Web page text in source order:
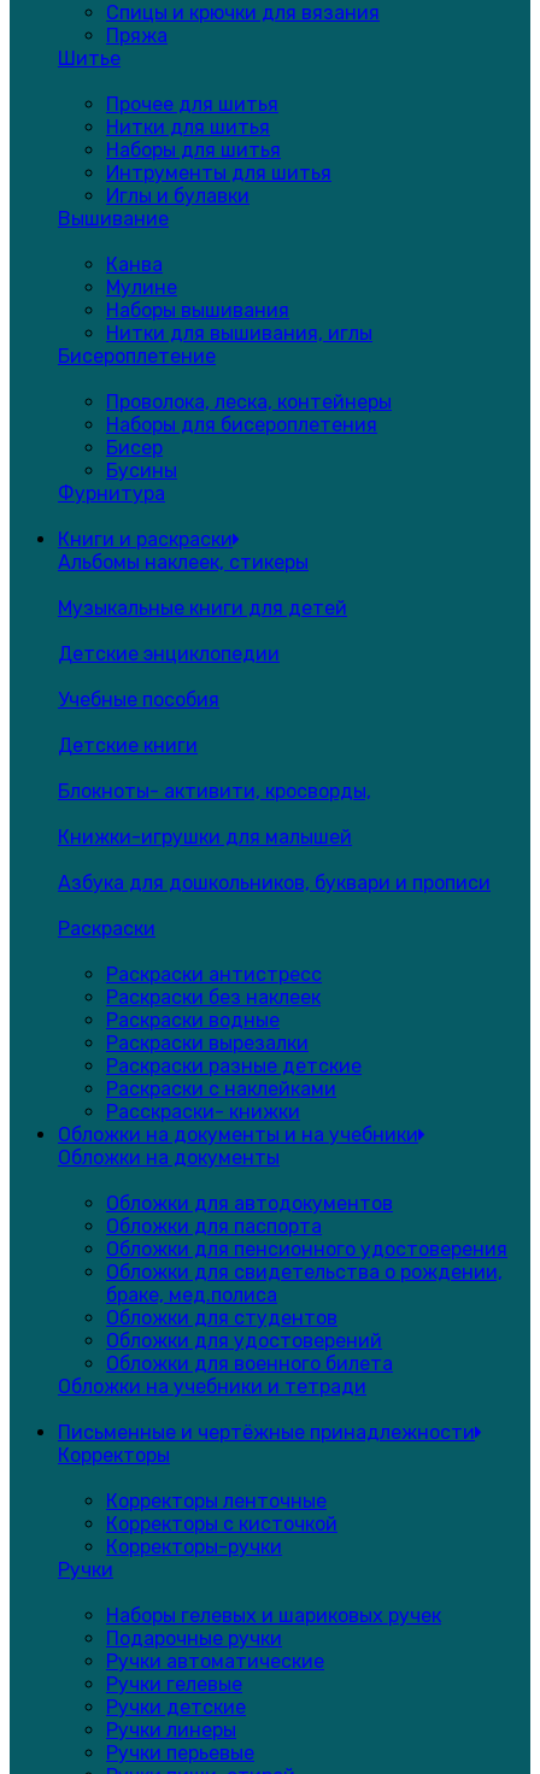
Спицы и крючки для вязания
Пряжа
Шитье
Прочее для шитья
Нитки для шитья
Наборы для шитья
Интрументы для шитья
Иглы и булавки
Вышивание
Канва
Мулине
Наборы вышивания
Нитки для вышивания, иглы
Бисероплетение
Проволока, леска, контейнеры
Наборы для бисероплетения
Бисер
Бусины
Фурнитура
Книги и раскраски
Альбомы наклеек, стикеры
Музыкальные книги для детей
Детские энциклопедии
Учебные пособия
Детские книги
Блокноты- активити, кросворды,
Книжки-игрушки для малышей
Азбука для дошкольников, буквари и прописи
Раскраски
Раскраски антистресс
Раскраски без наклеек
Раскраски водные
Раскраски вырезалки
Раскраски разные детские
Раскраски с наклейками
Расскраски- книжки
Обложки на документы и на учебники
Обложки на документы
Обложки для автодокументов
Обложки для паспорта
Обложки для пенсионного удостоверения
Обложки для свидетельства о рождении,
браке, мед.полиса
Обложки для студентов
Обложки для удостоверений
Обложки для военного билета
Обложки на учебники и тетради
Письменные и чертёжные принадлежности
Корректоры
Корректоры ленточные
Корректоры с кисточкой
Корректоры-ручки
Ручки
Наборы гелевых и шариковых ручек
Подарочные ручки
Ручки автоматические
Ручки гелевые
Ручки детские
Ручки линеры
Ручки перьевые